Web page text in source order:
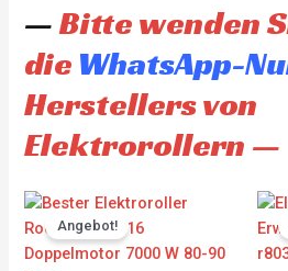
—Bitte wenden
die WhatsApp-
Herstellers von
Elektrorollern —
Angebot!
Original
price
was:
CHF 3'930.00.CHF 3'733.00.